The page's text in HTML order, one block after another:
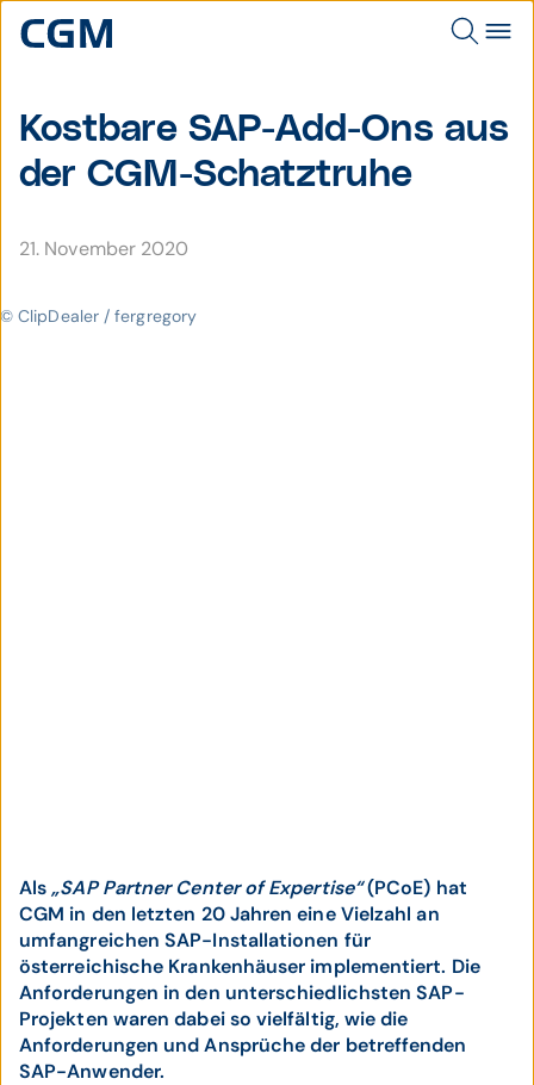
Kostbare SAP-Add-Ons aus
der CGM-Schatz­truhe
21. November 2020
© ClipDealer / fergregory
Als„SAP Partner Center of Expertise“(PCoE) hat
CGM in den letzten 20 Jahren eine Vielzahl an
umfangreichen SAP-Installationen für
österreichische Krankenhäuser implementiert. Die
Anforderungen in den unterschiedlichsten SAP-
Projekten waren dabei so vielfältig, wie die
Anforderungen und Ansprüche der betreffenden
SAP-Anwender.